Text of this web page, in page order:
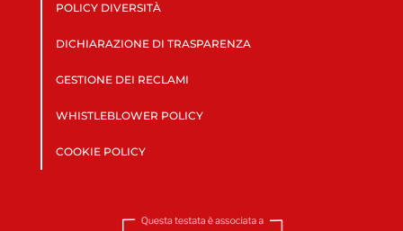
POLICY DIVERSITÀ
DICHIARAZIONE DI TRASPARENZA
GESTIONE DEI RECLAMI
WHISTLEBLOWER POLICY
COOKIE POLICY